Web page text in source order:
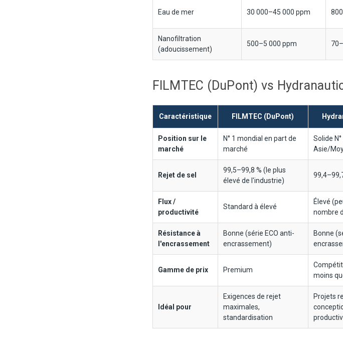
Eau de mer 30 000–45 000 ppm
Nanofiltration
(adoucissement)
500–5 000 ppm
FILMTEC (DuPont) vs
Caractéristique FILMTEC (DuPont)
Position sur le
marché
N° 1 mondial en part de
marché
Solide
Asie/
Rejet de sel
99,5–99,8 % (le plus
élevé de l'industrie)
Flux /
productivité
Standard à élevé
Élevé
nombre
Résistance à
l'encrassement
Bonne (série ECO anti-
encrassement)
Bonne
Gamme de prix Premium
moins
Idéal pour
Exigences de rejet
maximales,
standardisation
Projets